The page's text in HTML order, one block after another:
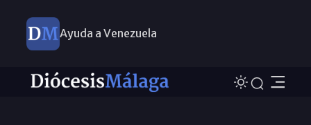
Ayuda a Venezuela